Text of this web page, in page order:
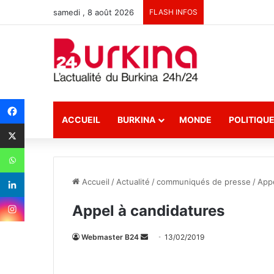
samedi , 8 août 2026 FLASH INFOS
ACCUEIL BURKINA MONDE POLITIQUE
Accueil / Actualité /communiqués de presse /
Appel à candidatures
Webmaster B24 13/02/2019